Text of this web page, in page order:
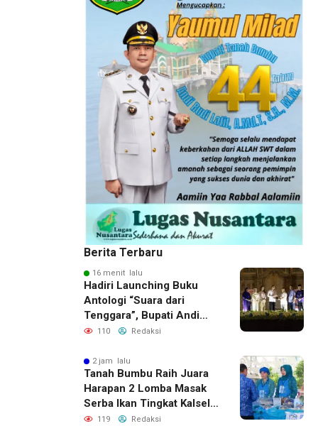
Berita Terbaru
16 menit lalu
Hadiri Launching Buku
Antologi “Suara dari
Tenggara”, Bupati Andi
Rudi Latif Apresiasi
Bumi Bersujud
110 Redaksi
2 jam lalu
Tanah Bumbu Raih Juara
Harapan 2 Lomba Masak
Serba Ikan Tingkat Kalsel
2026
119 Redaksi